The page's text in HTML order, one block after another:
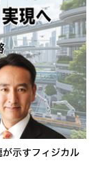
が示すフィジカル